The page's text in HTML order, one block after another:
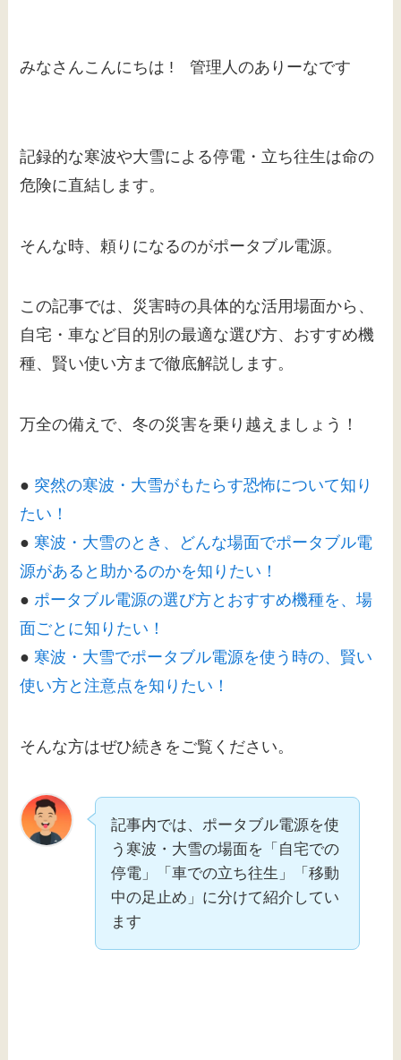
みなさんこんにちは ! 管理人のありーなです
記録的な寒波や大雪による停電・立ち往生は命の
危険に直結します。
そんな時、頼りになるのがポータブル電源。
この記事では、災害時の具体的な活用場面から、
自宅・車など目的別の最適な選び方、おすすめ機
種、賢い使い方まで徹底解説します。
万全の備えで、冬の災害を乗り越えましょう！
● 突然の寒波・大雪がもたらす恐怖について知り
たい！
●寒波・大雪のとき、どんな場面でポータブル電
源があると助かるのかを知りたい！
●ポータブル電源の選び方とおすすめ機種を、場
面ごとに知りたい！
●寒波・大雪でポータブル電源を使う時の、賢い
使い方と注意点を知りたい！
そんな方はぜひ続きをご覧ください。
記事内では、ポータブル電源を使
う寒波・大雪の場面を「自宅での
停電」「車での立ち往生」「移動
中の足止め」に分けて紹介してい
ます